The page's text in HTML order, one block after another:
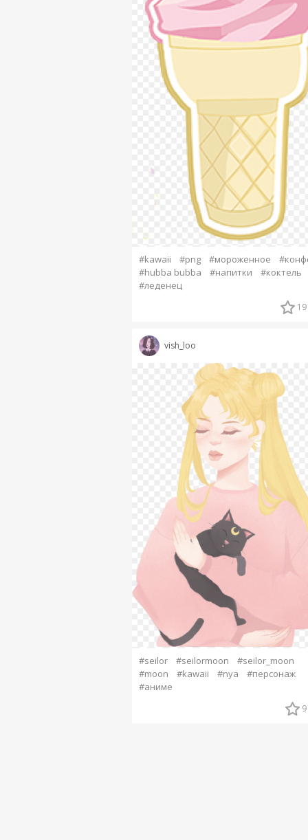
#kawaii #png #мороженное
#hubba bubba
#напитки
#коктель
#леденец
19
vish_loo
#seilor #seilormoon
#seilor_moon
#moon
#kawaii #nya
#персонаж
#аниме
9